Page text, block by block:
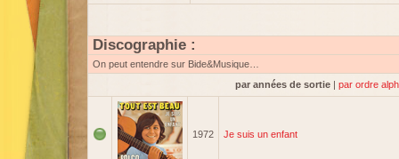
Discographie :
On peut entendre sur Bide&Musique…
par années de sortie | par ordre
1972 Je suis un enfant